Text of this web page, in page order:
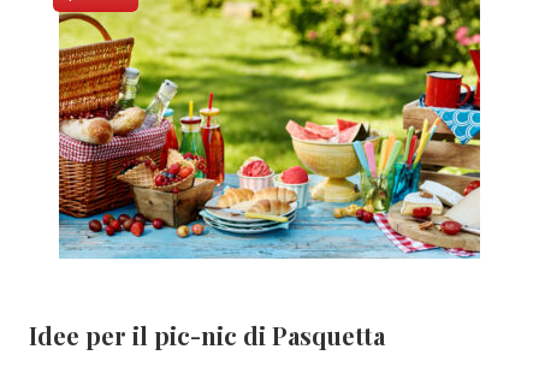
Idee per il pic-nic di Pasquetta